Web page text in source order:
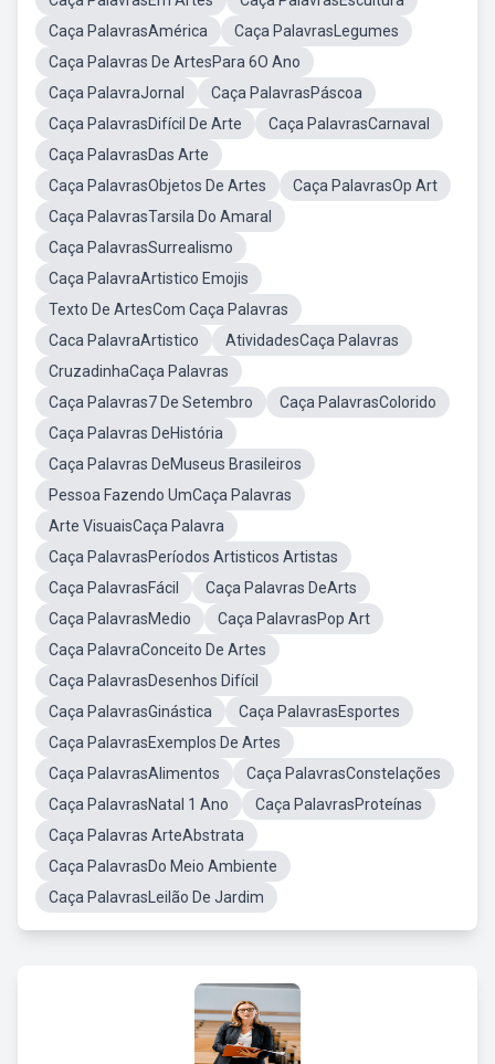
Caça PalavrasAmérica
Caça PalavrasLegumes
Caça Palavras De ArtesPara 6O Ano
Caça PalavraJornal
Caça PalavrasPáscoa
Caça PalavrasDifícil De Arte
Caça PalavrasCarnaval
Caça PalavrasDas Arte
Caça PalavrasObjetos De Artes
Caça PalavrasOp Art
Caça PalavrasTarsila Do Amaral
Caça PalavrasSurrealismo
Caça PalavraArtistico Emojis
Texto De ArtesCom Caça Palavras
Caca PalavraArtistico
AtividadesCaça Palavras
CruzadinhaCaça Palavras
Caça Palavras7 De Setembro
Caça PalavrasColorido
Caça Palavras DeHistória
Caça Palavras DeMuseus Brasileiros
Pessoa Fazendo UmCaça Palavras
Arte VisuaisCaça Palavra
Caça PalavrasPeríodos Artisticos Artistas
Caça PalavrasFácil
Caça Palavras DeArts
Caça PalavrasMedio
Caça PalavrasPop Art
Caça PalavraConceito De Artes
Caça PalavrasDesenhos Difícil
Caça PalavrasGinástica
Caça PalavrasEsportes
Caça PalavrasExemplos De Artes
Caça PalavrasAlimentos
Caça PalavrasConstelações
Caça PalavrasNatal 1 Ano
Caça PalavrasProteínas
Caça Palavras ArteAbstrata
Caça PalavrasDo Meio Ambiente
Caça PalavrasLeilão De Jardim